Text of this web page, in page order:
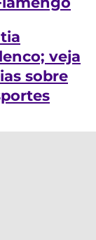
veja
sobre